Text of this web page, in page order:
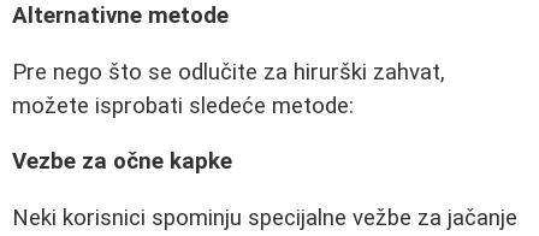
Alternativne metode
Pre nego što se odlučite za hirurški zahvat,
možete isprobati sledeće metode:
Vezbe za očne kapke
Neki korisnici spominju specijalne vežbe za jačanje